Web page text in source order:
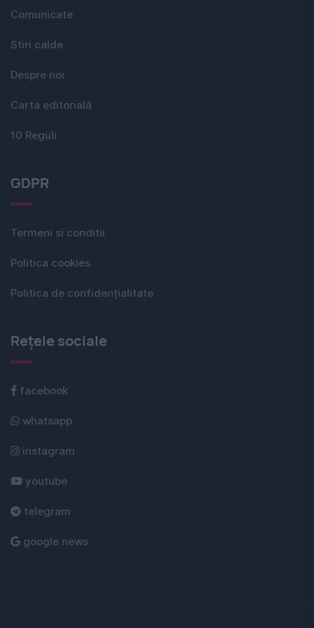
Comunicate
Stiri calde
Despre noi
Carta editorială
10 Reguli
GDPR
Termeni si conditii
Politica cookies
Politica de confidențialitate
Rețele sociale
facebook
whatsapp
instagram
youtube
telegram
google news